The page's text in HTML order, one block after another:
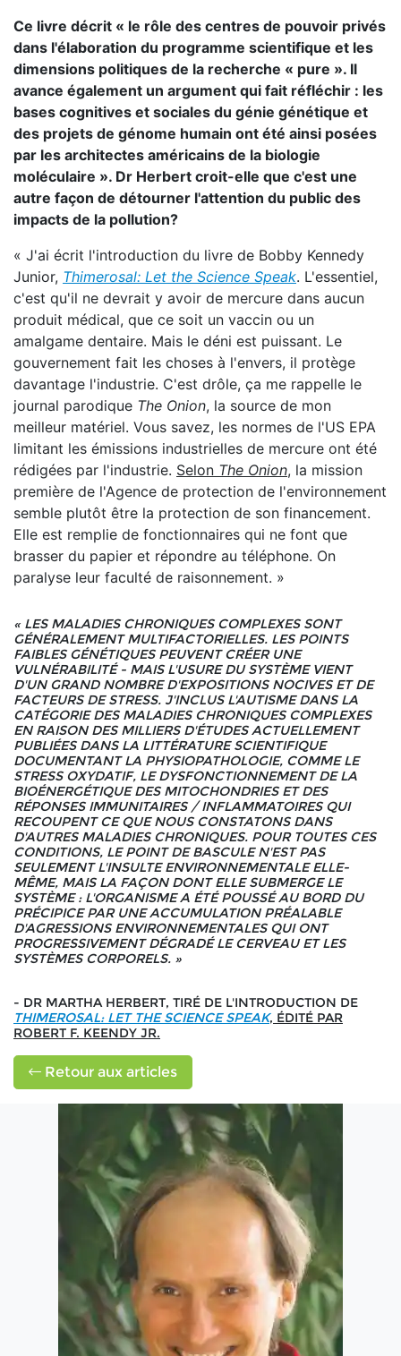
Ce livre décrit « le rôle des centres de pouvoir privés
dans l'élaboration du programme scientifique et les
dimensions politiques de la recherche « pure ». Il
avance également un argument qui fait réfléchir : les
bases cognitives et sociales du génie génétique et
des projets de génome humain ont été ainsi posées
par les architectes américains de la biologie
moléculaire ». Dr Herbert croit-elle que c'est une
autre façon de détourner l'attention du public des
impacts de la pollution?
« J'ai écrit l'introduction du livre de Bobby Kennedy
Junior, Thimerosal: Let the Science Speak. L'essentiel,
c'est qu'il ne devrait y avoir de mercure dans aucun
produit médical, que ce soit un vaccin ou un
amalgame dentaire. Mais le déni est puissant. Le
gouvernement fait les choses à l'envers, il protège
davantage l'industrie. C'est drôle, ça me rappelle le
journal parodique The Onion, la source de mon
meilleur matériel. Vous savez, les normes de l'US EPA
limitant les émissions industrielles de mercure ont été
rédigées par l'industrie. Selon The Onion, la mission
première de l'Agence de protection de l'environnement
semble plutôt être la protection de son financement.
Elle est remplie de fonctionnaires qui ne font que
brasser du papier et répondre au téléphone. On
paralyse leur faculté de raisonnement. »
« LES MALADIES CHRONIQUES COMPLEXES SONT
GÉNÉRALEMENT MULTIFACTORIELLES. LES POINTS
FAIBLES GÉNÉTIQUES PEUVENT CRÉER UNE
VULNÉRABILITÉ - MAIS L'USURE DU SYSTÈME VIENT
D'UN GRAND NOMBRE D'EXPOSITIONS NOCIVES ET DE
FACTEURS DE STRESS. J'INCLUS L'AUTISME DANS LA
CATÉGORIE DES MALADIES CHRONIQUES COMPLEXES
EN RAISON DES MILLIERS D'ÉTUDES ACTUELLEMENT
PUBLIÉES DANS LA LITTÉRATURE SCIENTIFIQUE
DOCUMENTANT LA PHYSIOPATHOLOGIE, COMME LE
STRESS OXYDATIF, LE DYSFONCTIONNEMENT DE LA
BIOÉNERGÉTIQUE DES MITOCHONDRIES ET DES
RÉPONSES IMMUNITAIRES / INFLAMMATOIRES QUI
RECOUPENT CE QUE NOUS CONSTATONS DANS
D'AUTRES MALADIES CHRONIQUES. POUR TOUTES CES
CONDITIONS, LE POINT DE BASCULE N'EST PAS
SEULEMENT L'INSULTE ENVIRONNEMENTALE ELLE-
MÊME, MAIS LA FAÇON DONT ELLE SUBMERGE LE
SYSTÈME : L'ORGANISME A ÉTÉ POUSSÉ AU BORD DU
PRÉCIPICE PAR UNE ACCUMULATION PRÉALABLE
D'AGRESSIONS ENVIRONNEMENTALES QUI ONT
PROGRESSIVEMENT DÉGRADÉ LE CERVEAU ET LES
SYSTÈMES CORPORELS. »
- DR MARTHA HERBERT, TIRÉ DE L'INTRODUCTION DE
THIMEROSAL: LET THE SCIENCE SPEAK, ÉDITÉ PAR
ROBERT F. KEENDY JR.
Retour aux articles